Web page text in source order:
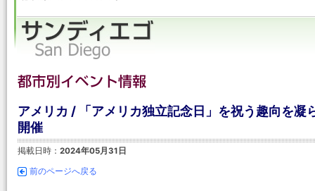
アメリカ / 「アメリカ独立記念日」を祝う趣向を
開催
掲載日時： 2024年05月31日
前のページへ戻る